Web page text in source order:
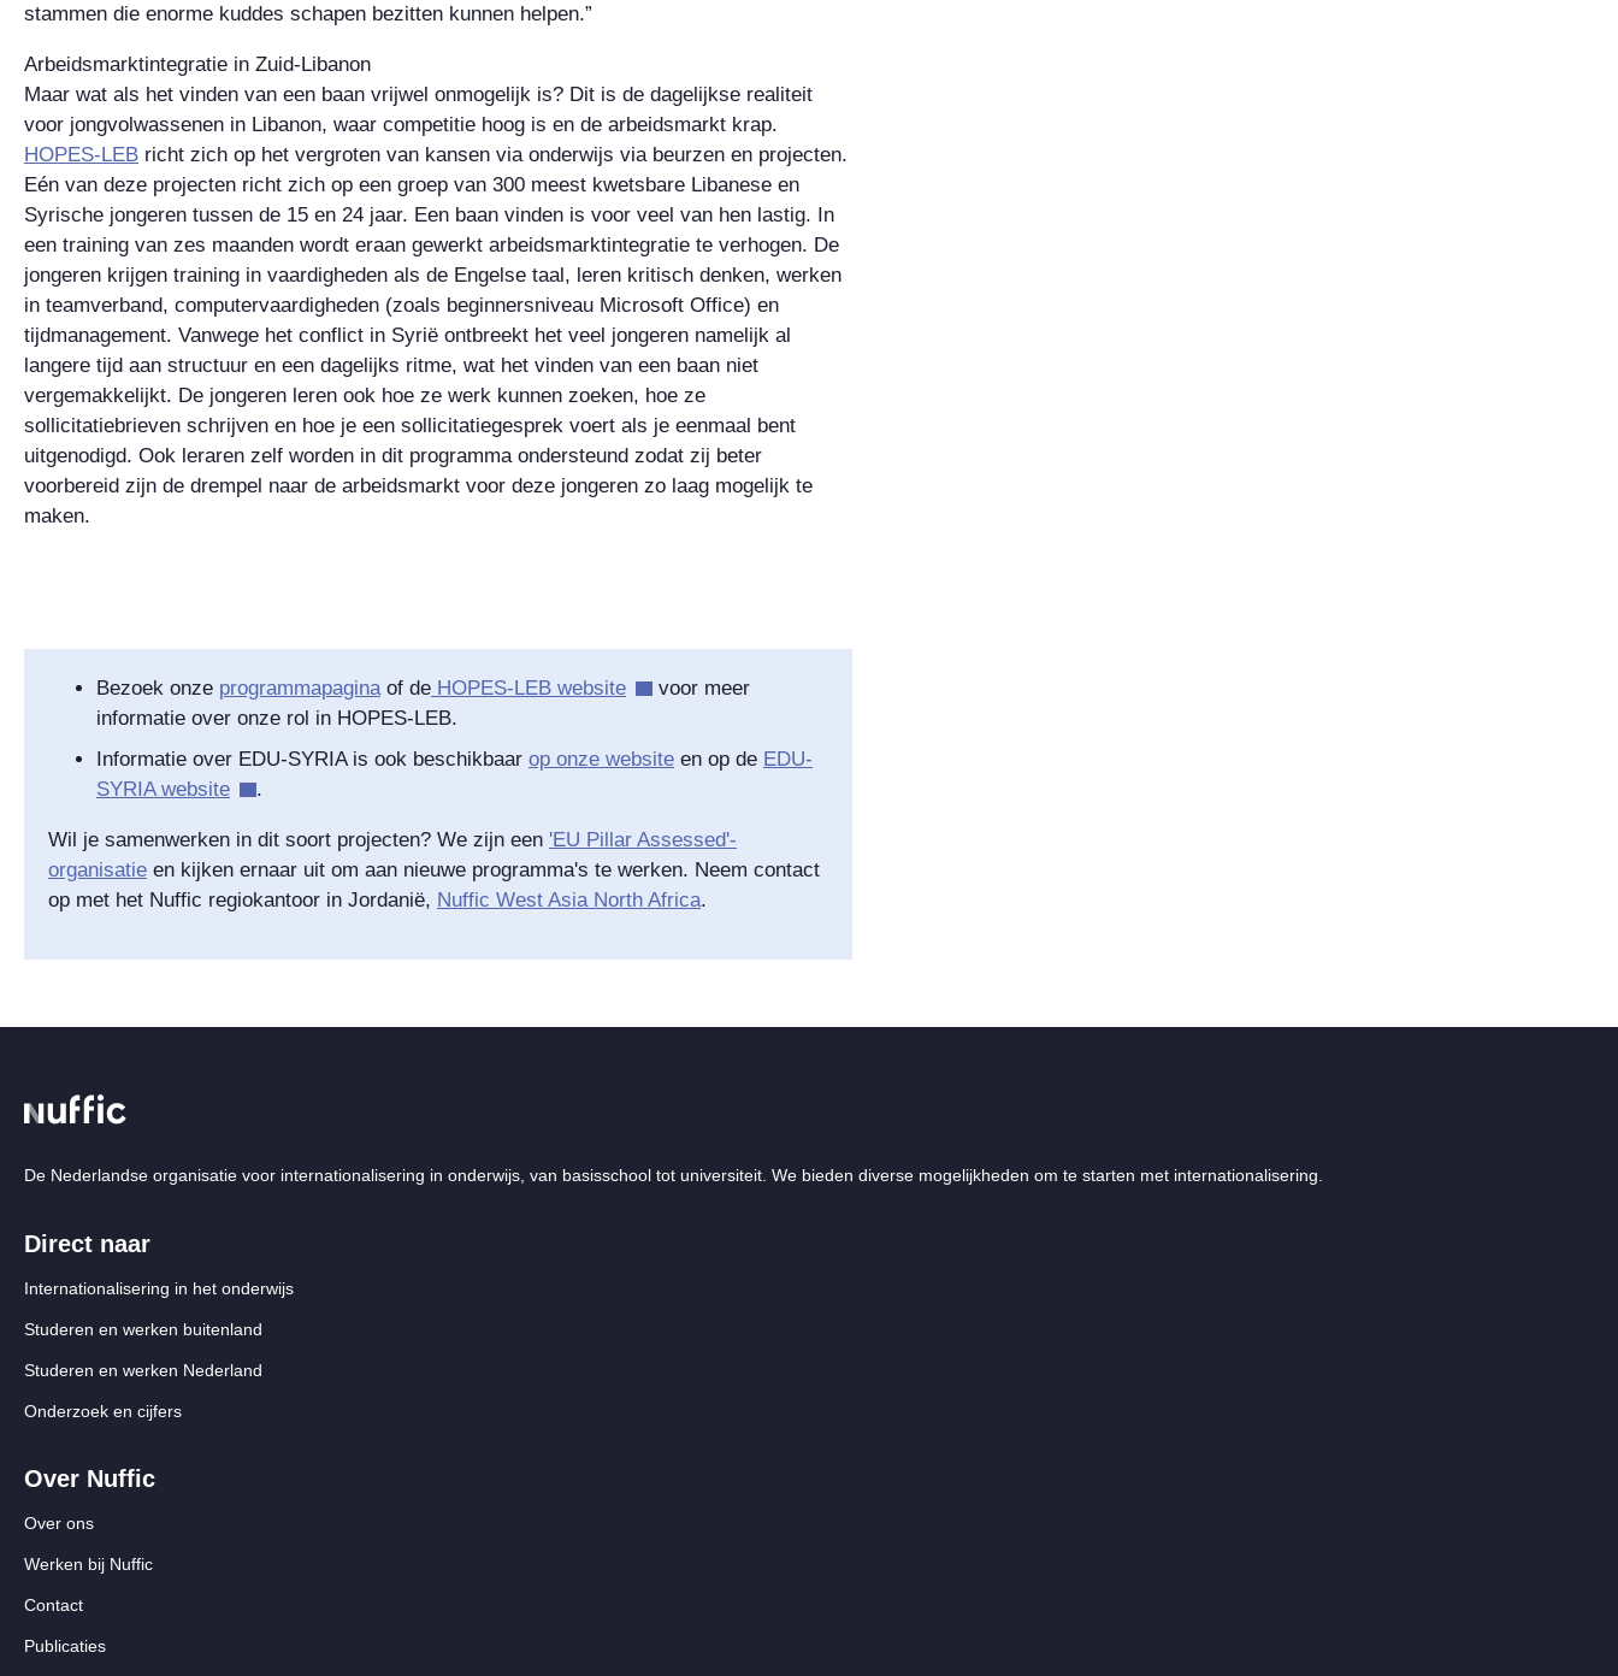
stammen die enorme kuddes schapen bezitten kunnen helpen.”
Arbeidsmarktintegratie in Zuid-Libanon
Maar wat als het vinden van een baan vrijwel onmogelijk is? Dit is de dagelijkse realiteit
voor jongvolwassenen in Libanon, waar competitie hoog is en de arbeidsmarkt krap.
HOPES-LEB richt zich op het vergroten van kansen via onderwijs via beurzen en projecten.
Eén van deze projecten richt zich op een groep van 300 meest kwetsbare Libanese en
Syrische jongeren tussen de 15 en 24 jaar. Een baan vinden is voor veel van hen lastig. In
een training van zes maanden wordt eraan gewerkt arbeidsmarktintegratie te verhogen. De
jongeren krijgen training in vaardigheden als de Engelse taal, leren kritisch denken, werken
in teamverband, computervaardigheden (zoals beginnersniveau Microsoft Office) en
tijdmanagement. Vanwege het conflict in Syrië ontbreekt het veel jongeren namelijk al
langere tijd aan structuur en een dagelijks ritme, wat het vinden van een baan niet
vergemakkelijkt. De jongeren leren ook hoe ze werk kunnen zoeken, hoe ze
sollicitatiebrieven schrijven en hoe je een sollicitatiegesprek voert als je eenmaal bent
uitgenodigd. Ook leraren zelf worden in dit programma ondersteund zodat zij beter
voorbereid zijn de drempel naar de arbeidsmarkt voor deze jongeren zo laag mogelijk te
maken.
Bezoek onze programmapaginaof de HOPES-LEB website
voor meer
informatie over onze rol in HOPES-LEB.
Informatie over EDU-SYRIA is ook beschikbaar op onze website en op de EDU-
SYRIA website
.
Wil je samenwerken in dit soort projecten? We zijn een 'EU Pillar Assessed'-
organisatie en kijken ernaar uit om aan nieuwe programma's te werken. Neem contact
op met het Nuffic regiokantoor in Jordanië, Nuffic West Asia North Africa.
De Nederlandse organisatie voor internationalisering in onderwijs, van basisschool tot universiteit. We bieden diverse mogelijkheden om te starten met internationalisering.
Direct naar
Internationalisering in het onderwijs
Studeren en werken buitenland
Studeren en werken Nederland
Onderzoek en cijfers
Over Nuffic
Over ons
Werken bij Nuffic
Contact
Publicaties